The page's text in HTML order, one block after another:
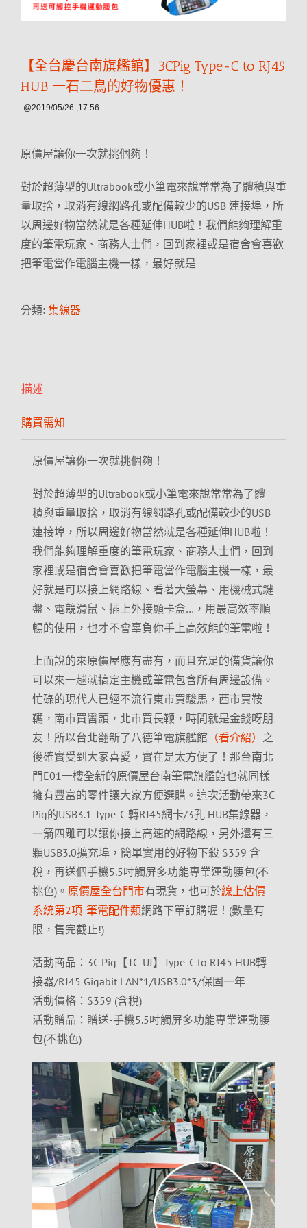
【全台慶台南旗艦館】3CPig Type-C to RJ45
HUB 一石二鳥的好物優惠！
@2019/05/26 ,17:56
原價屋讓你一次就挑個夠！
對於超薄型的Ultrabook或小筆電來說常常為了體積與重
量取捨，取消有線網路孔或配備較少的USB 連接埠，所
以周邊好物當然就是各種延伸HUB啦！我們能夠理解重
度的筆電玩家、商務人士們，回到家裡或是宿舍會喜歡
把筆電當作電腦主機一樣，最好就是
分類: 集線器
描述
購買需知
原價屋讓你一次就挑個夠！
對於超薄型的Ultrabook或小筆電來說常常為了體
積與重量取捨，取消有線網路孔或配備較少的USB
連接埠，所以周邊好物當然就是各種延伸HUB啦！
我們能夠理解重度的筆電玩家、商務人士們，回到
家裡或是宿舍會喜歡把筆電當作電腦主機一樣，最
好就是可以接上網路線、看著大螢幕、用機械式鍵
盤、電競滑鼠、插上外接顯卡盒…，用最高效率順
暢的使用，也才不會辜負你手上高效能的筆電啦！
上面說的來原價屋應有盡有，而且充足的備貨讓你
可以來一趟就搞定主機或筆電包含所有周邊設備。
忙碌的現代人已經不流行東市買駿馬，西市買鞍
韉，南市買轡頭，北市買長鞭，時間就是金錢呀朋
友！所以台北翻新了八德筆電旗艦館 （看介紹） 之
後確實受到大家喜愛，實在是太方便了！那台南北
門E01一樓全新的原價屋台南筆電旗艦館也就同樣
擁有豐富的零件讓大家方便選購。這次活動帶來3C
Pig的USB3.1 Type-C 轉RJ45網卡/3孔 HUB集線器，
一箭四雕可以讓你接上高速的網路線，另外還有三
顆USB3.0擴充埠，簡單實用的好物下殺 $359 含
稅，再送個手機5.5吋觸屏多功能專業運動腰包(不
挑色)。 原價屋全台門市有現貨，也可於線上估價
系統第2項-筆電配件類網路下單訂購喔！(數量有
限，售完截止!)
活動商品：3C Pig【TC-UJ】Type-C to RJ45 HUB轉
接器/RJ45 Gigabit LAN*1/USB3.0*3/保固一年
活動價格：$359 (含稅)
活動贈品：贈送-手機5.5吋觸屏多功能專業運動腰
包(不挑色)